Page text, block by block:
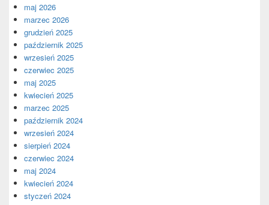
maj 2026
marzec 2026
grudzień 2025
październik 2025
wrzesień 2025
czerwiec 2025
maj 2025
kwiecień 2025
marzec 2025
październik 2024
wrzesień 2024
sierpień 2024
czerwiec 2024
maj 2024
kwiecień 2024
styczeń 2024